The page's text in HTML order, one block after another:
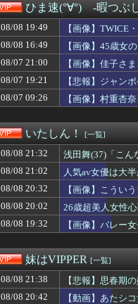
【衝撃】日本人が減り「外国
【画像】NHKの素朴な女子ア
【悲報】FIFA会長、UEFAが許
熊本地震で居酒屋から温泉が湧
【悲報】俺46歳独身。風俗店
【朗報】本田望結（ぼうけつ
【衝撃】ショートスリーパー
ざるそばのわさびってどう使う
【動画】女性審判、炎上ｗｗｗ
【画像】女さん、たわわに実
「四国新幹線」って必要？ 国
【悲報】これが趣味の奴、
【画像】顔の脂肪除去した女
◉★日本の結婚式のこのルール
【謎】女「43億円注文して
【ええ】トランプさん、全米
たぬかなvs瀬戸環奈
【朗報】仙台育英のチア、今
PTA会長「PTA参加拒否した親
【動画】戦犯はどっち？ｗｗ
ひま速(°∀°) -暇つぶ
08/08 19:49
【画像】TWICE
08/08 16:49
【画像】45歳女
08/07 21:00
【画像】佳子さ
08/07 19:21
【悲報】ジャン
08/07 09:26
【画像】村重杏
いたしん！ [一覧]
08/08 21:32
浅田舞(37)「こん
08/08 21:02
人気av女優は大
08/08 20:32
【画像】こうい
08/08 20:02
26歳超美人女性
08/08 19:32
【画像】バレー
妹はVIPPER [一覧]
08/08 21:38
【悲報】思春期
08/08 20:42
【動画】あたシ